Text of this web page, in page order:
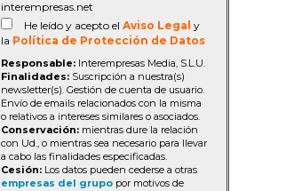
interempresas.net
He leído y acepto el Aviso Legal y
la Política de Protección de Datos
Responsable: Interempresas Media, S.L.U.
Finalidades: Suscripción a nuestra(s)
newsletter(s). Gestión de cuenta de usuario.
Envío de emails relacionados con la misma
o relativos a intereses similares o asociados.
Conservación: mientras dure la relación
con Ud., o mientras sea necesario para llevar
a cabo las finalidades especificadas.
Cesión: Los datos pueden cederse a otras
empresas del grupo por motivos de